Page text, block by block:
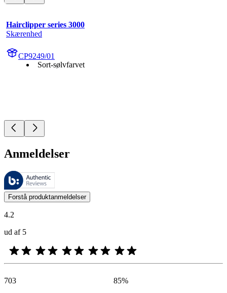
Hairclipper series 3000
Skærenhed
CP9249/01
Sort-sølvfarvet
Anmeldelser
Disse anmeldelser administreres af Bazaarvoice og er i
Kundernes meninger i form af produkt- og stjernevurderinger er
Forstå produktanmeldelser
4.2
ud af 5
703
85%